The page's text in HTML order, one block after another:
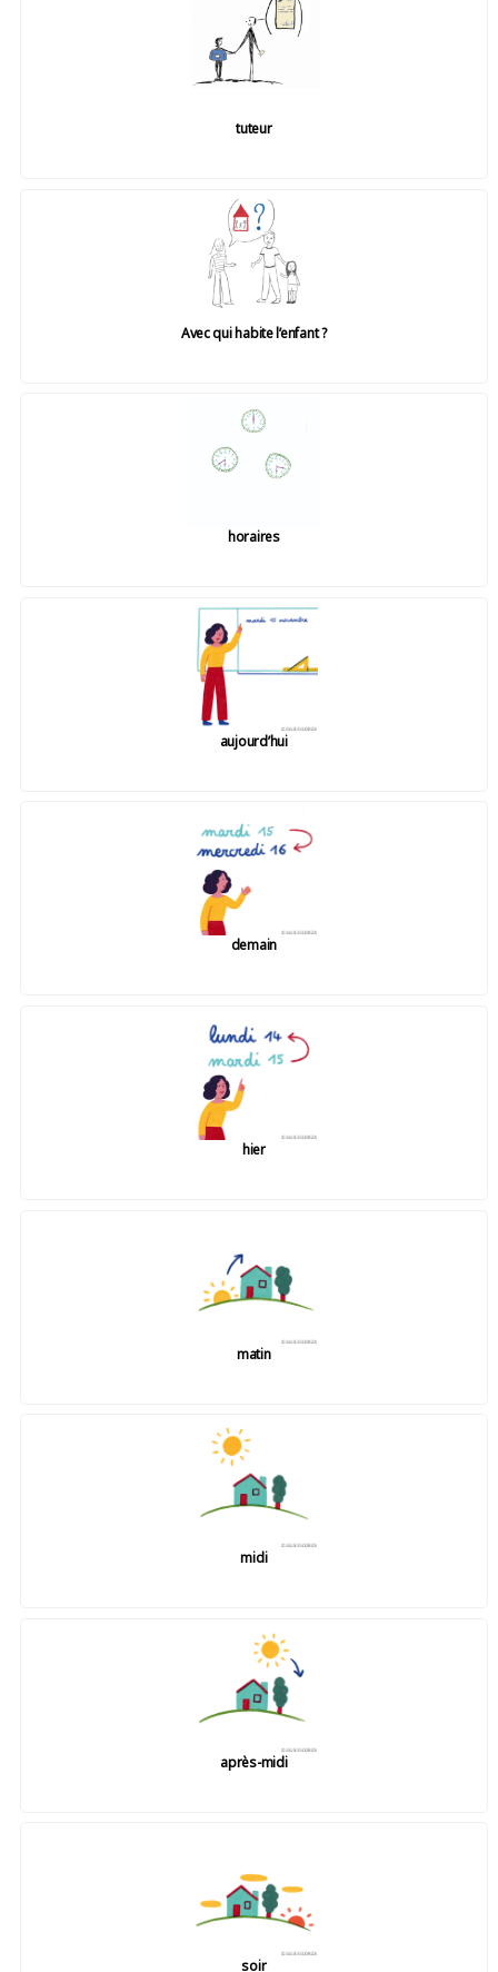
tuteur
Avec qui habite l’enfant ?
horaires
aujourd’hui
demain
hier
matin
midi
après-midi
soir